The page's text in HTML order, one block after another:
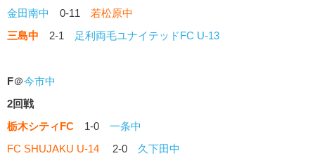
金田南中
0-11 若松原中
三島中 2-1 足利両毛ユナイテッドFC U-13
F＠今市中
2回戦
栃木シティFC 1-0 一条中
FC SHUJAKU U-14
2-0 久下田中